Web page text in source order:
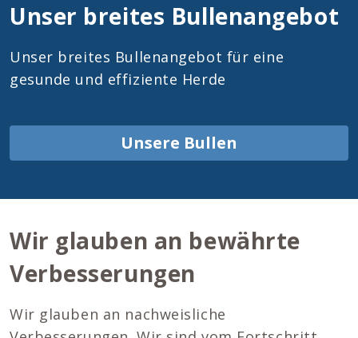
Unser breites Bullenangebot
Unser breites Bullenangebot für eine
gesunde und effiziente Herde
Unsere Bullen
Wir glauben an bewährte
Verbesserungen
Wir glauben an nachweisliche